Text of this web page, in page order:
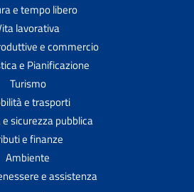
e tempo libero
lavorativa
e commercio
e Pianificazione
Turismo
e trasporti
sicurezza pubblica
e finanze
Ambiente
e assistenza